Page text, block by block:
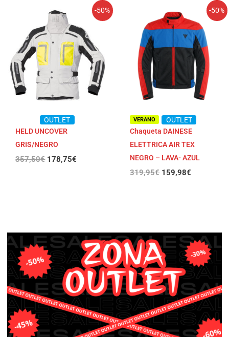
-50%
OUTLET
HELD UNCOVER
GRIS/NEGRO
357,50€
precio
original
era:
357,50€.
178,75€
precio
actual
es:
178,75€.
-50%
VERANO
OUTLET
Chaqueta DAINESE
ELETTRICA AIR TEX
NEGRO – LAVA- AZUL
319,95€
precio
original
319,95€.
159,98€
precio
actual
es:
159,98€.